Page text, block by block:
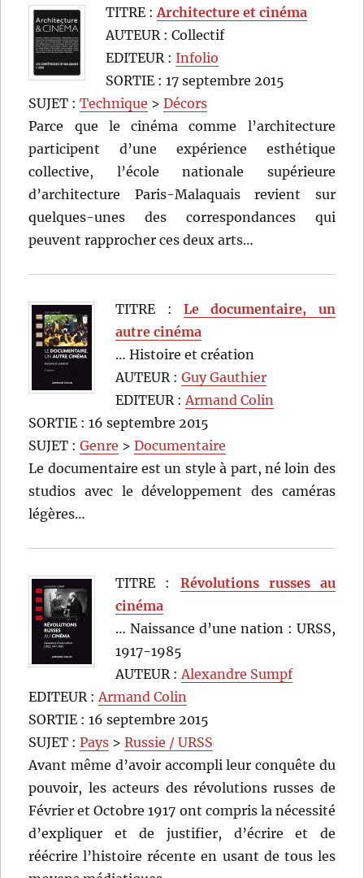
TITRE :Architecture et cinéma
AUTEUR : Collectif
EDITEUR :Infolio
SORTIE : 17 septembre 2015
SUJET :Technique >Décors
Parce que le cinéma comme l’architecture
participent d’une expérience esthétique
collective, l’école nationale supérieure
d’architecture Paris-Malaquais revient sur
quelques-unes des correspondances qui
peuvent rapprocher ces deux arts…
TITRE : Le documentaire, un
autre cinéma
… Histoire et création
AUTEUR :Guy Gauthier
EDITEUR :Armand Colin
SORTIE : 16 septembre 2015
SUJET :Genre >Documentaire
Le documentaire est un style à part, né loin des
studios avec le développement des caméras
légères…
TITRE : Révolutions russes au
cinéma
… Naissance d’une nation : URSS,
1917-1985
AUTEUR :Alexandre Sumpf
EDITEUR :Armand Colin
SORTIE : 16 septembre 2015
SUJET :Pays >Russie / URSS
Avant même d’avoir accompli leur conquête du
pouvoir, les acteurs des révolutions russes de
Février et Octobre 1917 ont compris la nécessité
d’expliquer et de justifier, d’écrire et de
réécrire l’histoire récente en usant de tous les